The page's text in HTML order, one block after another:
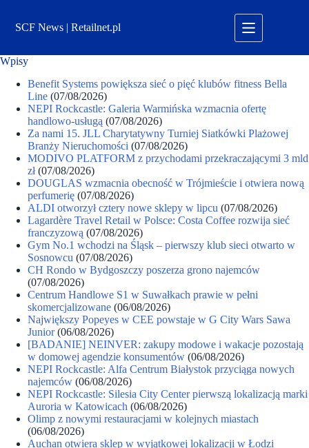
treściSCF News | Retailnet.pl
Wpisy
Benefit Systems powiększa sieć o pięć klubów fitness Bella
Line (07/08/2026)
NEPI Rockcastle: Galeria Warmińska wzmacnia ofertę
handlowo-usługą (07/08/2026)
Za nami 15. JLL Charytatywny Turniej Siatkówki Plażowej
Branży Nieruchomości (07/08/2026)
MODIVO PLATFORM z przychodami przekraczającymi 3 mld
zł (07/08/2026)
DOUGLAS wzmacnia obecność w Trójmieście i otwiera nową
perfumerię (07/08/2026)
ALDI otworzył cztery nowe sklepy w lipcu (07/08/2026)
Lagardère Travel Retail w Polsce: Costa Coffee rozwija sieć
franczyzową (07/08/2026)
Gym No.1 wchodzi na Śląsk – pierwszy klub sieci otwarto w
Sosnowcu (07/08/2026)
CH Rondo w Bydgoszczy poszerza grono najemców
(07/08/2026)
Centrum Handlowe S1 w Suwałkach prawie w pełni
skomercjalizowane (06/08/2026)
Największy Popeyes w CEE powstaje w G City Wars Sawa
Junior (06/08/2026)
[BADANIE] NEINVER: zakupy modowe i wakacje pozostają
w domowej agendzie konsumentów (06/08/2026)
NEPI Rockcastle: Alfa Centrum Białystok przyciąga nowych
najemców (06/08/2026)
NEPI Rockcastle: Silesia City Center pierwszą lokalizacją marki
Auroria w Katowicach (06/08/2026)
Olimp z nowymi restauracjami w kolejnych miastach
(06/08/2026)
Auchan otwiera sklep w wyjątkowej lokalizacji w Łodzi